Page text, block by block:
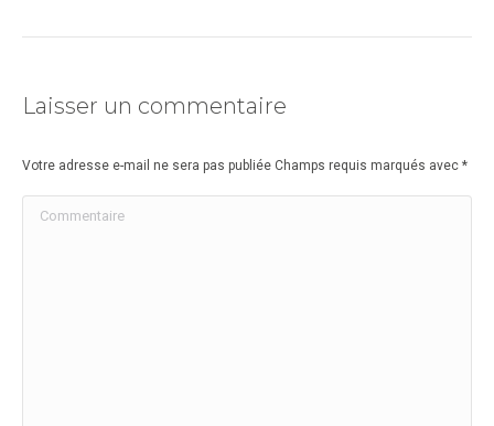
Laisser un commentaire
Votre adresse e-mail ne sera pas publiée Champs requis marqués avec *
Commentaire